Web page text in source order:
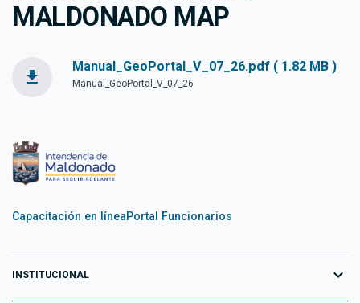
MALDONADO MAP
file_download
Manual_GeoPortal_V_07_26.pdf ( 1.82 MB )
Manual_GeoPortal_V_07_26
Capacitación en líneaPortal Funcionarios
INSTITUCIONAL expand_more